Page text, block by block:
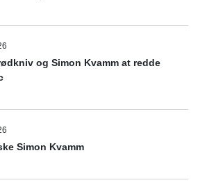
og Simon Kvamm at redde
Simon Kvamm